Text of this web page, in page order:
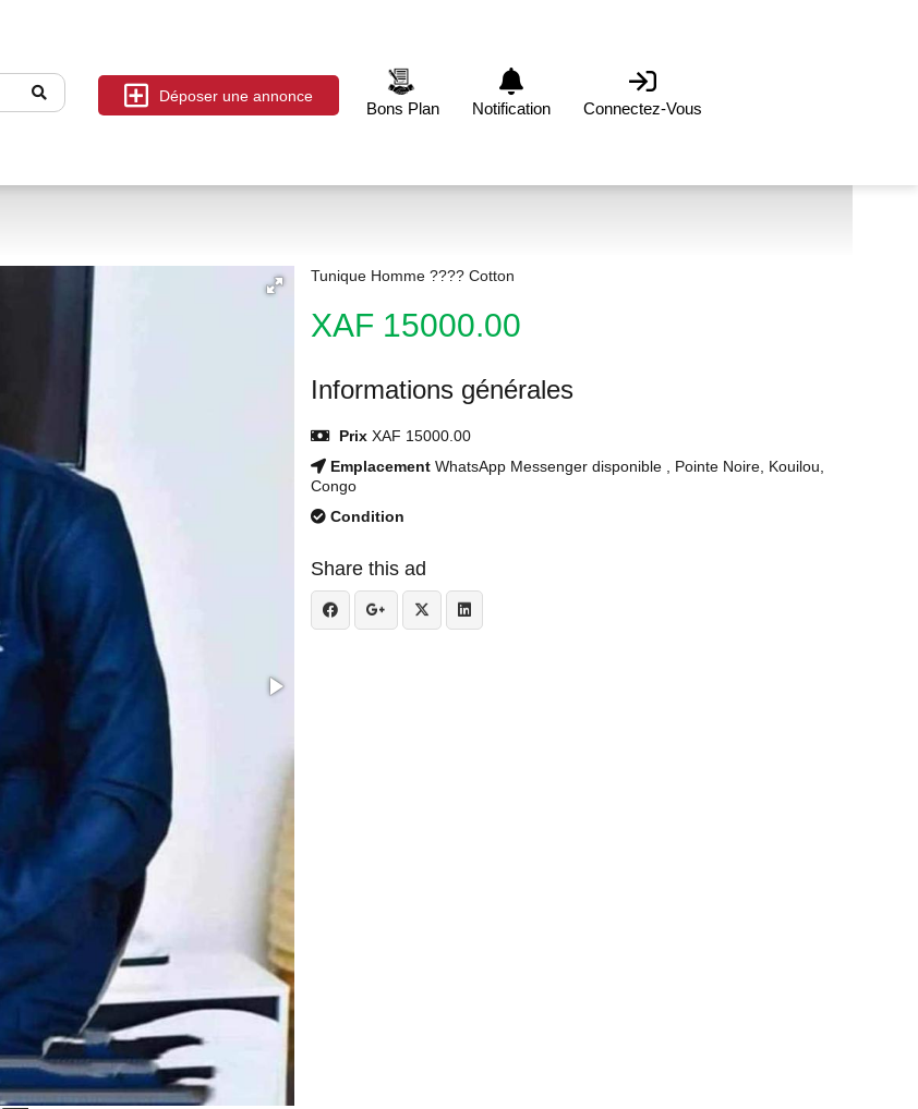
Déposer une annonce
Bons Plan Notification Connectez-Vous
Tunique Homme ???? Cotton
XAF 15000.00
Informations générales
Prix XAF 15000.00
Emplacement WhatsApp Messenger disponible , Pointe Noire, Kouilou,
Congo
Condition
Share this ad